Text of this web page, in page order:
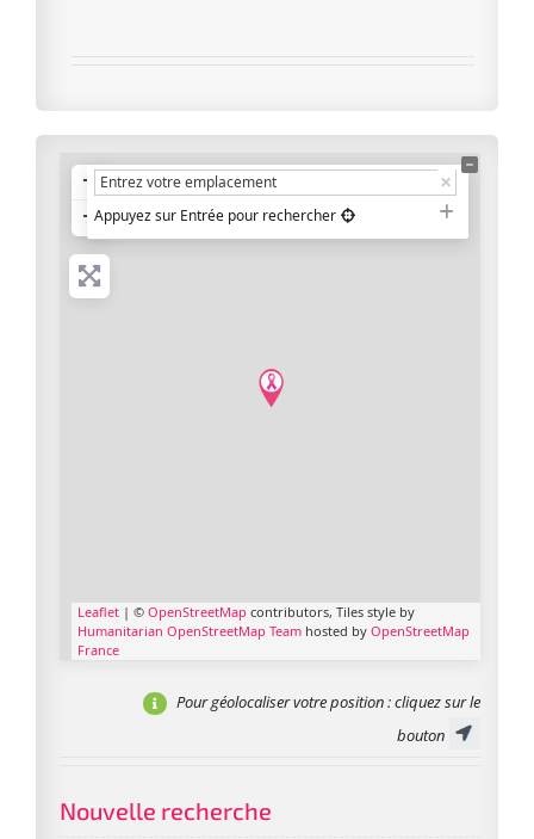
+
−Appuyez sur Entrée pour rechercher
Leaflet | © OpenStreetMap contributors, Tiles style by
Humanitarian OpenStreetMap Team hosted by OpenStreetMap
France
Pour géolocaliser votre position: cliquez sur le
bouton
Nouvelle recherche